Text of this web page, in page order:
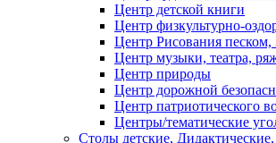
Центр детской книги
Центр физкультурно-
Центр Рисования
Центр музыки, театра,
Центр природы
Центр дорожной
Центр патриотического
Центры/тематические
Столы детские,